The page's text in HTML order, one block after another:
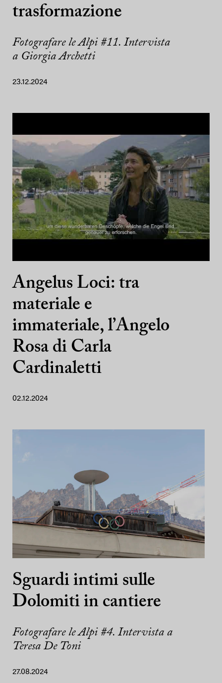
trasformazione
Fotografare le Alpi #11. Intervista
a Giorgia Archetti
23.12.2024
Angelus Loci: tra
materiale e
immateriale, l’Angelo
Rosa di Carla
Cardinaletti
02.12.2024
Sguardi intimi sulle
Dolomiti in cantiere
Fotografare le Alpi #4. Intervista a
Teresa De Toni
27.08.2024